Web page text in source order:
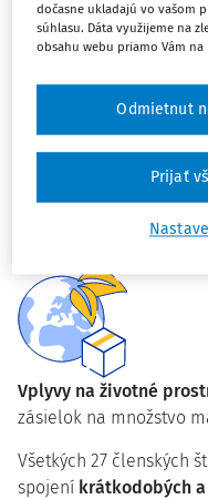
Nekalá hospodárska
niektorí predajcovia z
nevyhovujúcich
Vplyvy na životné
zásielok na množstvo
Všetkých 27 členských
spojení krátkodobých
dočasne ukladajú vo vašom
súhlasu. Dáta využijeme na
obsahu webu priamo Vám na
Odmietnut
Prijať